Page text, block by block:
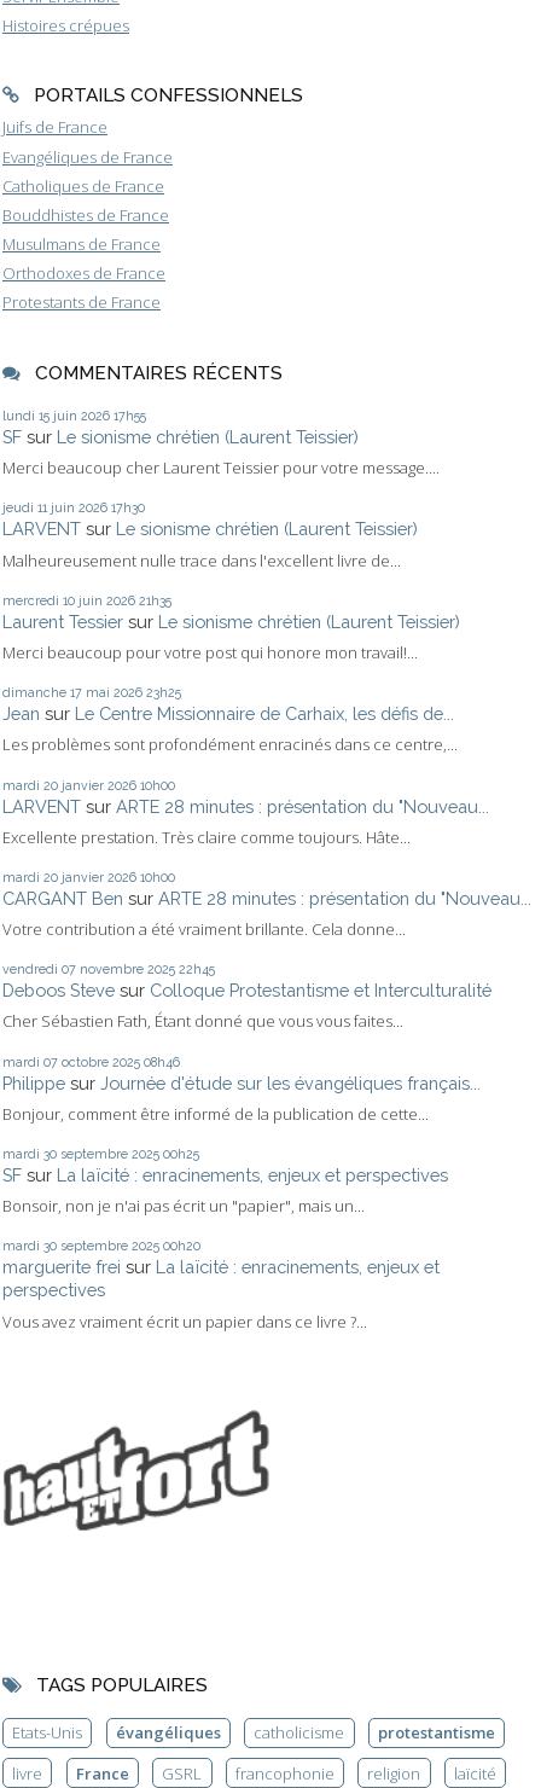
Histoires crépues
PORTAILS CONFESSIONNELS
Juifs de France
Evangéliques de France
Catholiques de France
Bouddhistes de France
Musulmans de France
Orthodoxes de France
Protestants de France
COMMENTAIRES RÉCENTS
lundi 15 juin 2026 17h55
SF sur Le sionisme chrétien (Laurent Teissier)
Merci beaucoup cher Laurent Teissier pour votre message....
jeudi 11 juin 2026 17h30
LARVENT sur Le sionisme chrétien (Laurent Teissier)
Malheureusement nulle trace dans l'excellent livre de...
mercredi 10 juin 2026 21h35
Laurent Tessier sur Le sionisme chrétien (Laurent Teissier)
Merci beaucoup pour votre post qui honore mon travail!...
dimanche 17 mai 2026 23h25
Jean sur Le Centre Missionnaire de Carhaix, les défis de...
Les problèmes sont profondément enracinés dans ce centre,...
mardi 20 janvier 2026 10h00
LARVENT sur ARTE 28 minutes : présentation du "Nouveau...
Excellente prestation. Très claire comme toujours. Hâte...
mardi 20 janvier 2026 10h00
CARGANT Ben sur ARTE 28 minutes : présentation du "Nouveau...
Votre contribution a été vraiment brillante. Cela donne...
vendredi 07 novembre 2025 22h45
Deboos Steve sur Colloque Protestantisme et Interculturalité
Cher Sébastien Fath, Étant donné que vous vous faites...
mardi 07 octobre 2025 08h46
Philippe sur Journée d'étude sur les évangéliques français...
Bonjour, comment être informé de la publication de cette...
mardi 30 septembre 2025 00h25
SF sur La laïcité : enracinements, enjeux et perspectives
Bonsoir, non je n'ai pas écrit un "papier", mais un...
mardi 30 septembre 2025 00h20
marguerite frei sur La laïcité : enracinements, enjeux et
perspectives
Vous avez vraiment écrit un papier dans ce livre ?...
TAGS POPULAIRES
Etats-Unis évangéliques catholicisme
protestantisme
livre
France GSRL francophonie religion laïcité